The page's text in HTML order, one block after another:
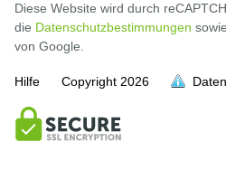
Diese Website wird durch
die Datenschutzbestimmungen
von Google.
Hilfe Copyright 2026